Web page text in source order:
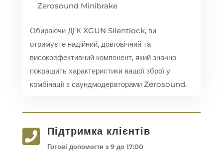
Zerosound Minibrake
Обираючи ДГК XGUN Silentlock, ви
отримуєте надійний, довговічний та
високоефективний компонент, який значно
покращить характеристики вашої зброї у
комбінації з саундмодераторами Zerosound.
 Підтримка клієнтів
Готові допомогти з 9 до 17:00